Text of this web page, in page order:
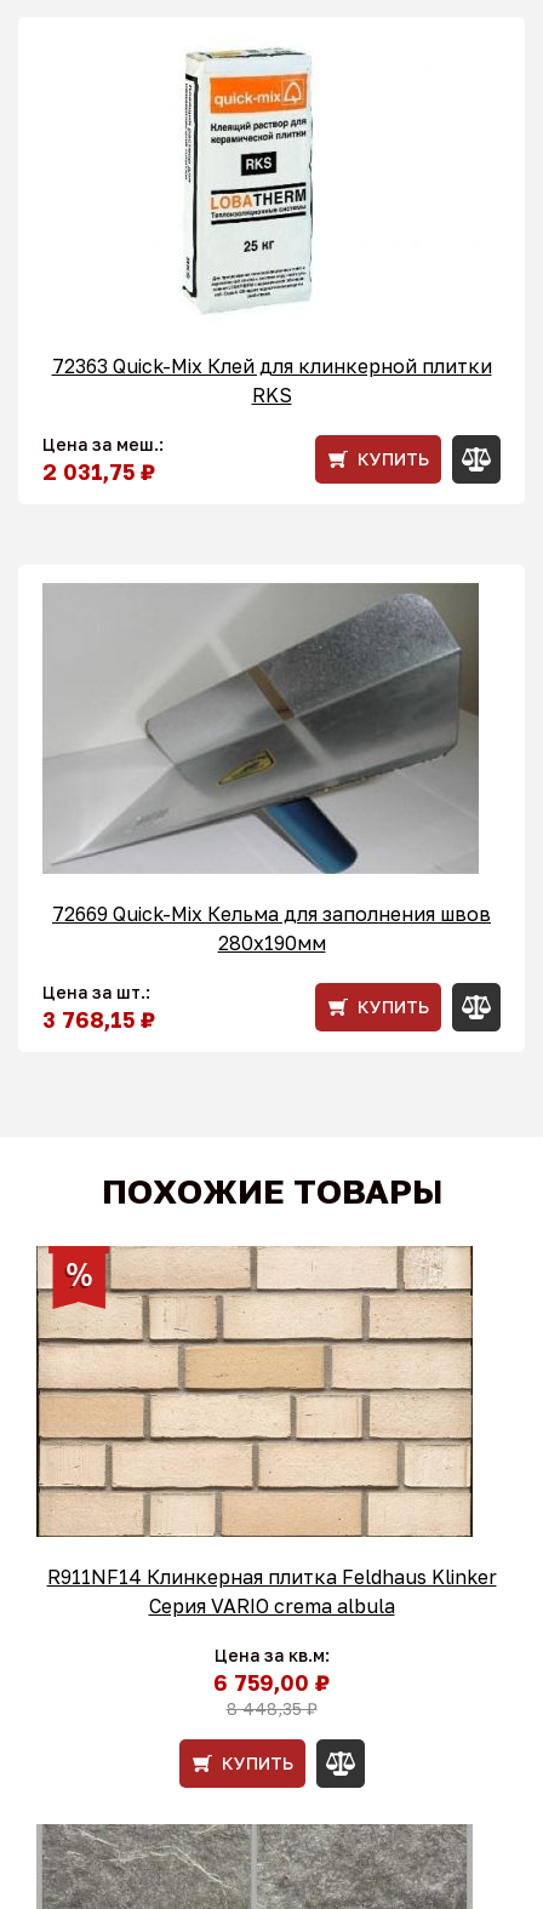
72363 Quick-Mix Клей для клинкерной плитки
RKS
Цена за меш.:
2 031,75 ₽ КУПИТЬ
72669 Quick-Mix Кельма для заполнения швов
280x190мм
Цена за шт.:
3 768,15 ₽ КУПИТЬ
ПОХОЖИЕ ТОВАРЫ
R911NF14 Клинкерная плитка Feldhaus Klinker
Серия VARIO crema albula
Цена за кв.м:
6 759,00 ₽
8 448,35 ₽
КУПИТЬ